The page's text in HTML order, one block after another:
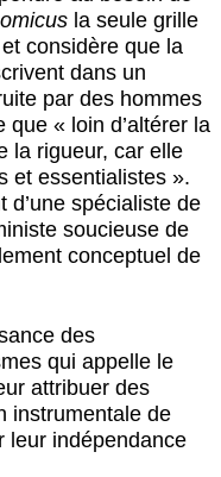
la seule grille
considère que la
dans un
par des hommes
« loin d’altérer la
la rigueur, car elle
et essentialistes ».
d’une spécialiste de
soucieuse de
conceptuel de
des
qui appelle le
attribuer des
instrumentale de
leur indépendance